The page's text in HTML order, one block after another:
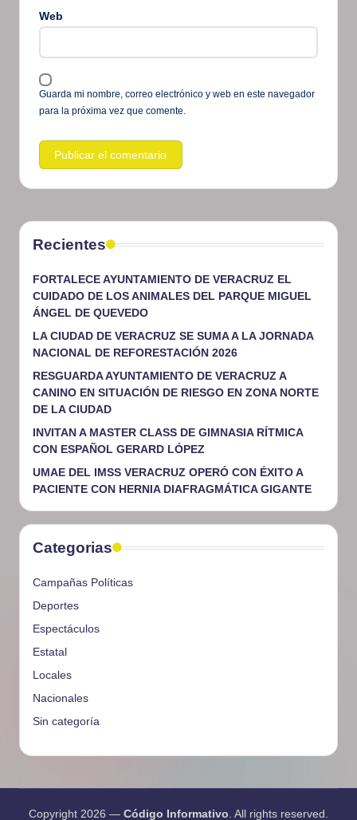
Web
Guarda mi nombre, correo electrónico y web en este navegador
para la próxima vez que comente.
Recientes
FORTALECE AYUNTAMIENTO DE VERACRUZ EL
CUIDADO DE LOS ANIMALES DEL PARQUE MIGUEL
ÁNGEL DE QUEVEDO
LA CIUDAD DE VERACRUZ SE SUMA A LA JORNADA
NACIONAL DE REFORESTACIÓN 2026
RESGUARDA AYUNTAMIENTO DE VERACRUZ A
CANINO EN SITUACIÓN DE RIESGO EN ZONA NORTE
DE LA CIUDAD
INVITAN A MASTER CLASS DE GIMNASIA RÍTMICA
CON ESPAÑOL GERARD LÓPEZ
UMAE DEL IMSS VERACRUZ OPERÓ CON ÉXITO A
PACIENTE CON HERNIA DIAFRAGMÁTICA GIGANTE
Categorias
Campañas Políticas
Deportes
Espectáculos
Estatal
Locales
Nacionales
Sin categoría
Copyright 2026 — Código Informativo. All rights reserved.